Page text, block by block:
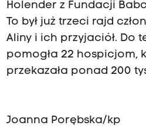
Holender z Fundacji
To był już trzeci rajd
Aliny i ich przyjaciół. Do
pomogła 22 hospicjom,
przekazała ponad 200 tys
Joanna Porębska/kp